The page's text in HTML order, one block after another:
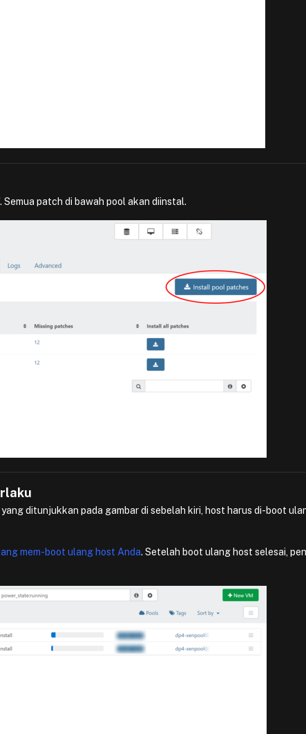
patch di bawah pool akan diinstal.
ditunjukkan pada gambar di sebelah kiri, host harus di-boot
mem-boot ulang host Anda. Setelah boot ulang host selesai,